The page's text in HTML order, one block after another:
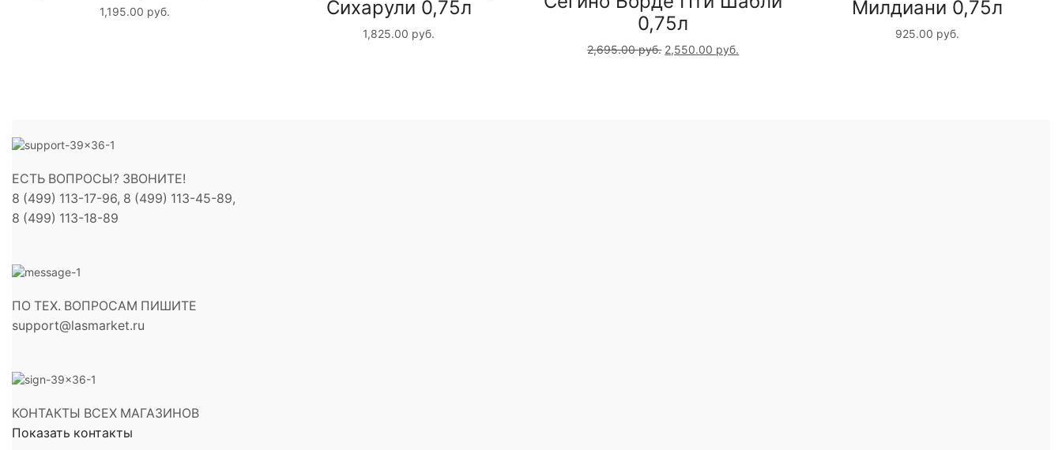
1,195.00 руб.
Сихарули 0,75л
1,825.00 руб.
0,75л
2,695.00руб. 2,550.00 руб.
Милдиани 0,75л
925.00 руб.
ЕСТЬ ВОПРОСЫ? ЗВОНИТЕ!
8 (499) 113-17-96, 8 (499) 113-45-89,
8 (499) 113-18-89
ПО ТЕХ. ВОПРОСАМ ПИШИТЕ
support@lasmarket.ru
КОНТАКТЫ ВСЕХ МАГАЗИНОВ
Показать контакты